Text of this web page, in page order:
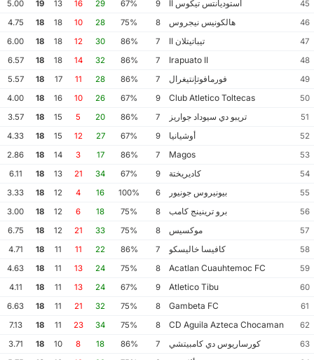
45 استوديانتس تيكوس II 9
67%
29
16
13
19
5.00
46
هالكونيس نيجروس 8
75%
28
10
18
18
4.75
47
تيباتيتلان II 7
86%
30
12
18
18
6.00
48
7
86%
32
14
18
18
6.57
49
فورمافوتإنتيغرال 7
86%
28
11
17
18
5.57
50
9
67%
26
10
16
18
4.00
51
تريبو دي سيوداد جواريز 7
86%
20
5
15
18
3.57
52
أوشيانيا 9
67%
27
12
15
18
4.33
53
7
86%
17
3
14
18
2.86
54
كاديريختة 9
67%
34
21
13
18
6.11
55
بيونيروس جونيور 6
100%
16
4
12
18
3.33
56
برو ترينينج كامب 8
75%
18
6
12
18
3.00
57
موكسيس 8
75%
33
21
12
18
6.75
58
كافيسا خاليسكو 7
86%
22
11
11
18
4.71
59
8
75%
24
13
11
18
4.63
60
9
67%
24
13
11
18
4.11
61
8
75%
32
21
11
18
6.63
62
8
75%
34
23
11
18
7.13
63
كورساريوس دي كامبيتشي 7
86%
18
8
10
18
3.71